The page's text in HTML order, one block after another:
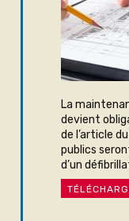
La
devient
de l’article
publics
d’un